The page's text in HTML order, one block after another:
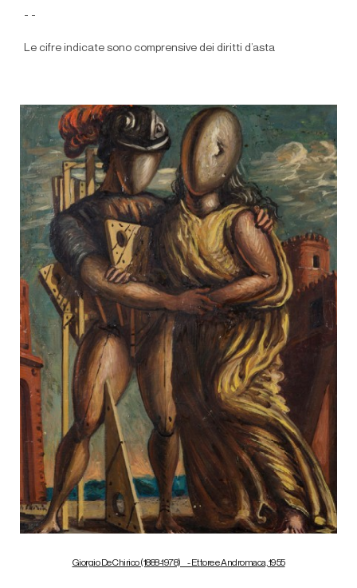
Giorgio De Chirico (1888-1978) - Ettore e Andromaca, 1955
- -
Le cifre indicate sono comprensive dei diritti d’asta